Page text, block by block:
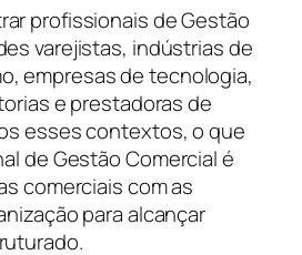
profissionais de Gestão
varejistas, indústrias de
empresas de tecnologia,
e prestadoras de
esses contextos, o que
de Gestão Comercial é
comerciais com as
para alcançar